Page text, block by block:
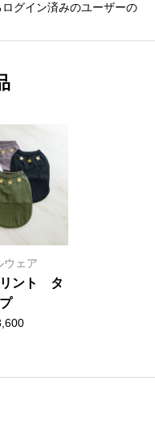
グイン済みのユーザーの
ウェア
リント タ